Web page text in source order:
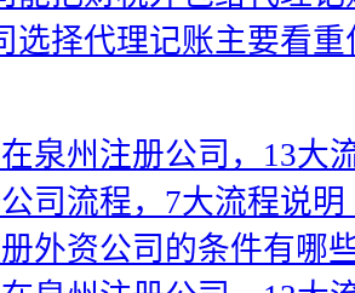
选择代理记账主要看重
泉州注册公司，13大
司流程，7大流程说明
外资公司的条件有哪